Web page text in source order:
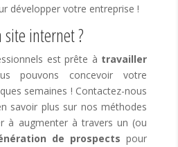
développer votre entreprise !
site internet ?
est prête à travailler
pouvons concevoir votre
semaines ! Contactez-nous
savoir plus sur nos méthodes
à augmenter à travers un (ou
de prospects pour